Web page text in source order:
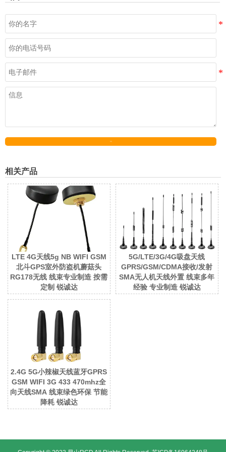
相关产品
LTE 4G天线5g NB WIFI GSM
北斗GPS室外防盗机蘑菇头
RG178无线 线束专业制造 按需
定制 锐诚达
5G/LTE/3G/4G吸盘天线
GPRS/GSM/CDMA接收/发射
SMA无人机天线外置 线束多年
经验 专业制造 锐诚达
2.4G 5G小辣椒天线蓝牙GPRS
GSM WIFI 3G 433 470mhz全
向天线SMA 线束绿色环保 节能
降耗 锐诚达